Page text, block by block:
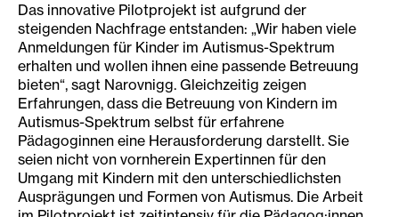
Das innovative Pilotprojekt ist aufgrund der
steigenden Nachfrage entstanden: „Wir haben viele
Anmeldungen für Kinder im Autismus-Spektrum
erhalten und wollen ihnen eine passende Betreuung
bieten“, sagt Narovnigg. Gleichzeitig zeigen
Erfahrungen, dass die Betreuung von Kindern im
Autismus-Spektrum selbst für erfahrene
Pädagoginnen eine Herausforderung darstellt. Sie
seien nicht von vornherein Expertinnen für den
Umgang mit Kindern mit den unterschiedlichsten
Ausprägungen und Formen von Autismus. Die Arbeit